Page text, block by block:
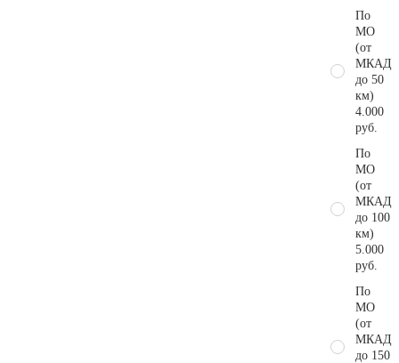
По
МО
(от
МКАД
до 50
км)
4.000
руб.
По
МО
(от
МКАД
до 100
км)
5.000
руб.
По
МО
(от
МКАД
до 150